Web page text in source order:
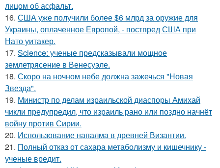
лицом об асфальт.
16. США уже получили более $6 млрд за оружие для
Украины, оплаченное Европой, - постпред США при
Нато уитакер.
17. Science: ученые предсказывали мощное
землетрясение в Венесуэле.
18. Скоро на ночном небе должна зажечься "Новая
Звезда".
19. Министр по делам израильской диаспоры Амихай
чикли предупредил, что израиль рано или поздно начнёт
войну против Сирии.
20. Использование напалма в древней Византии.
21. Полный отказ от сахара метаболизму и кишечнику -
ученые вредит.